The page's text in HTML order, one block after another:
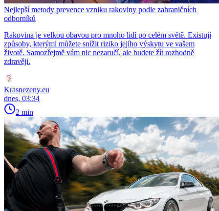
Nejlepší metody prevence vzniku rakoviny podle zahraničních
odborníků
Rakovina je velkou obavou pro mnoho lidí po celém světě. Existují
způsoby, kterými můžete snížit riziko jejího výskytu ve vašem
životě. Samozřejmě vám nic nezaručí, ale budete žít rozhodně
zdravěji.
Krasnezeny.eu
dnes, 03:34
2 min